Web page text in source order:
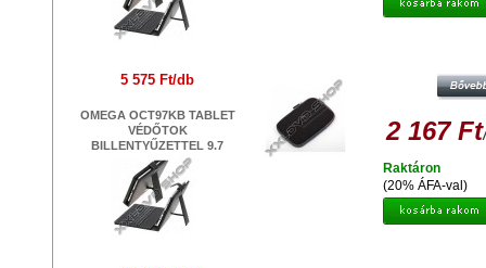
5 575 Ft/db
OMEGA OCT97KB TABLET
VÉDŐTOK
BILLENTYŰZETTEL 9.7
2 167 Ft
(20% ÁFA-val)
Raktáron